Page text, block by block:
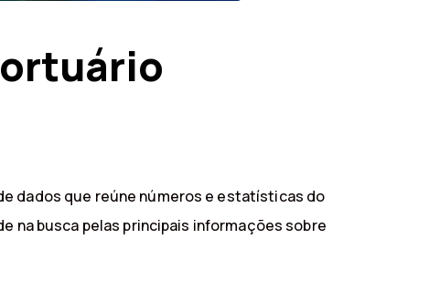
dados que reúne números e estatísticas do
na busca pelas principais informações sobre